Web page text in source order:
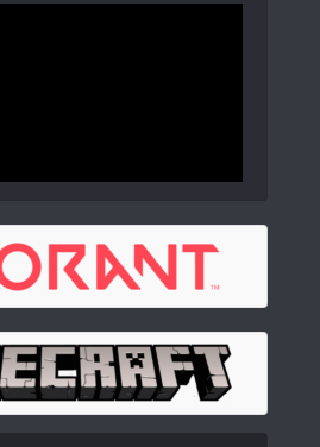
カニカルキーボード 3WAY接続 無